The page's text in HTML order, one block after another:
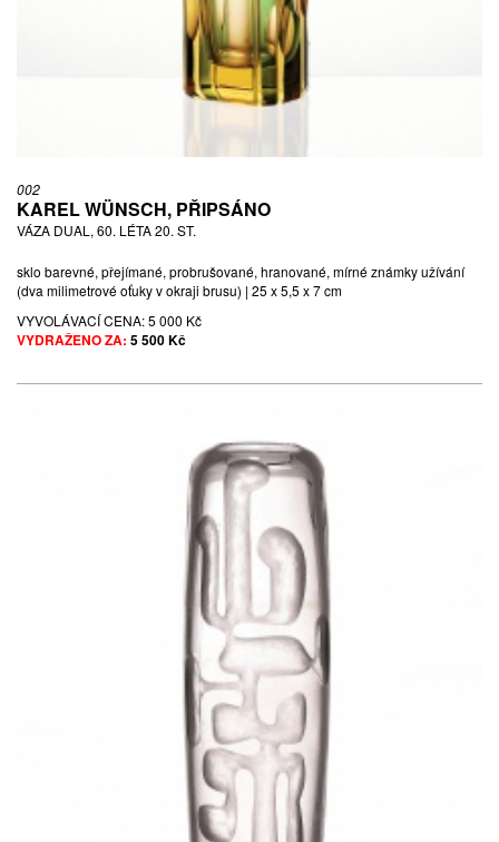
002
KAREL WÜNSCH, PŘIPSÁNO
VÁZA DUAL, 60. LÉTA 20. ST.
sklo barevné, přejímané, probrušované, hranované, mírné známky užívání
(dva milimetrové oťuky v okraji brusu) | 25 x 5,5 x 7 cm
VYVOLÁVACÍ CENA:5 000 Kč
VYDRAŽENO ZA: 5 500 Kč